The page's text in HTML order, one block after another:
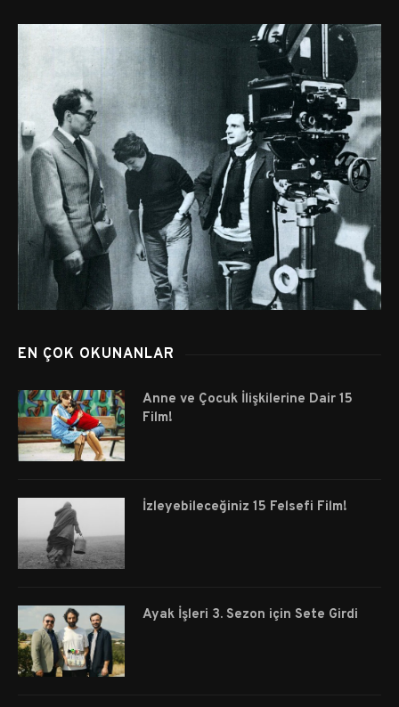
EN ÇOK OKUNANLAR
Anne ve Çocuk İlişkilerine Dair 15
Film!
İzleyebileceğiniz 15 Felsefi Film!
Ayak İşleri 3. Sezon için Sete Girdi